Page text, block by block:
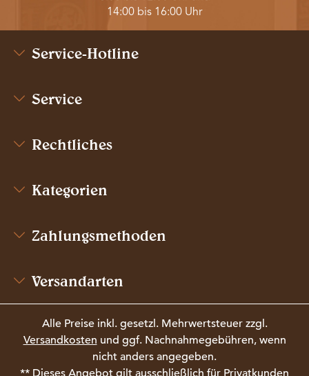
14:00 bis 16:00 Uhr
Service-Hotline
Service
Rechtliches
Kategorien
Zahlungsmethoden
Versandarten
Alle Preise inkl. gesetzl. Mehrwertsteuer zzgl.
Versandkosten und ggf. Nachnahmegebühren, wenn
nicht anders angegeben.
** Dieses Angebot gilt ausschließlich für Privatkunden